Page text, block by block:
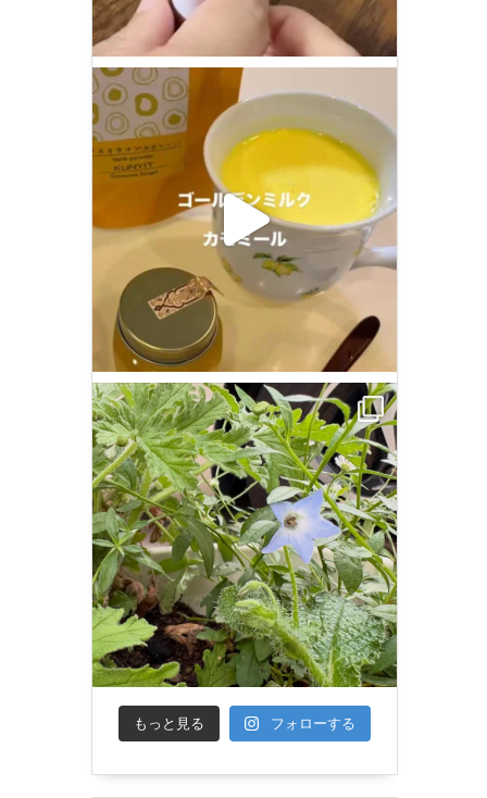
もっと見る フォローする